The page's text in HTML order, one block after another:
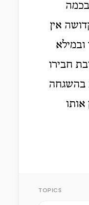
אין
חבירו
בהשגחה
אותו
TOPICS